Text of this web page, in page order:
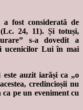
fost considerată de
24, 11). Și totuși,
s-a dovedit a
ucenicilor Lui în mai
auzit iarăși ca „o
credincioșii nu
pe un eveniment cu